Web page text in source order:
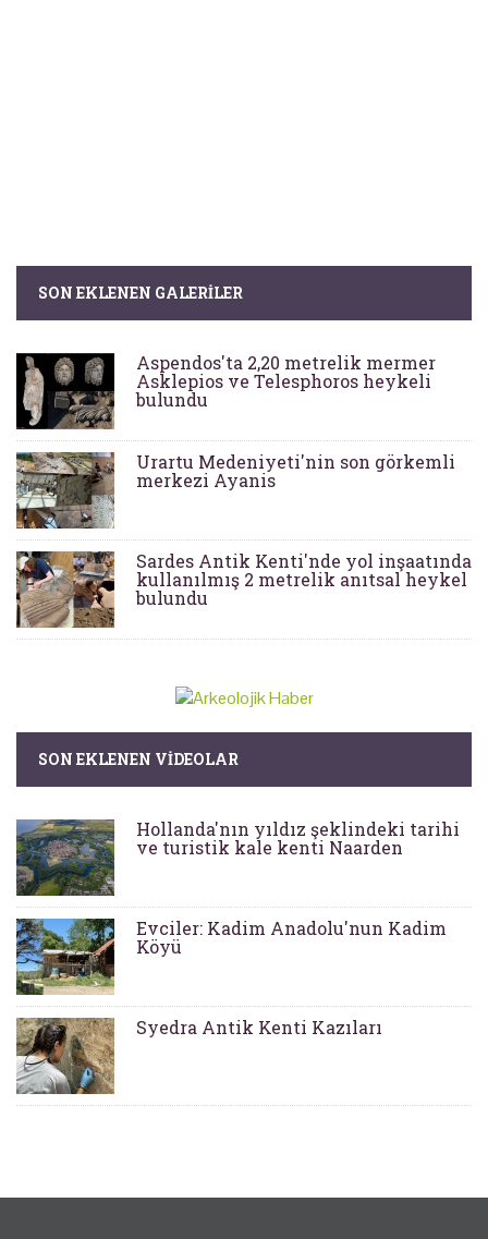
SON EKLENEN GALERILER
Aspendos'ta 2,20 metrelik mermer
Asklepios ve Telesphoros heykeli
bulundu
Urartu Medeniyeti'nin son görkemli
merkezi Ayanis
Sardes Antik Kenti'nde yol inşaatında
kullanılmış 2 metrelik anıtsal heykel
bulundu
SON EKLENEN VIDEOLAR
Hollanda'nın yıldız şeklindeki tarihi
ve turistik kale kenti Naarden
Evciler: Kadim Anadolu'nun Kadim
Köyü
Syedra Antik Kenti Kazıları